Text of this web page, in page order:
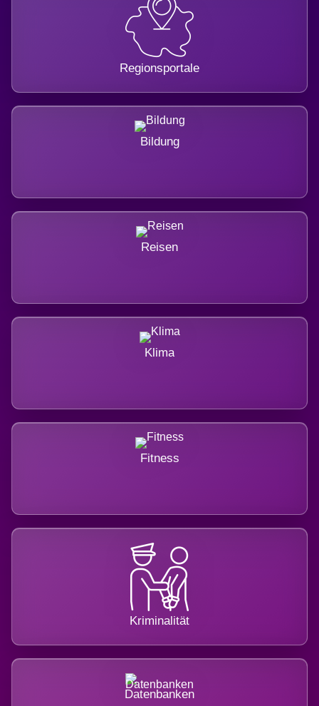
Regionsportale
Bildung
Reisen
Klima
Fitness
Kriminalität
Datenbanken